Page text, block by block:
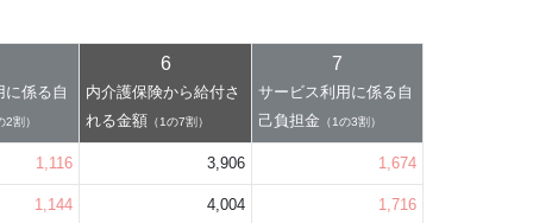
に係る自
2割）
6
内介護保険から給付さ
れる金額 （1の7割）
7
サービス利用に係る自
己負担金 （1の3割）
1,116 3,906 1,674
1,144 4,004 1,716